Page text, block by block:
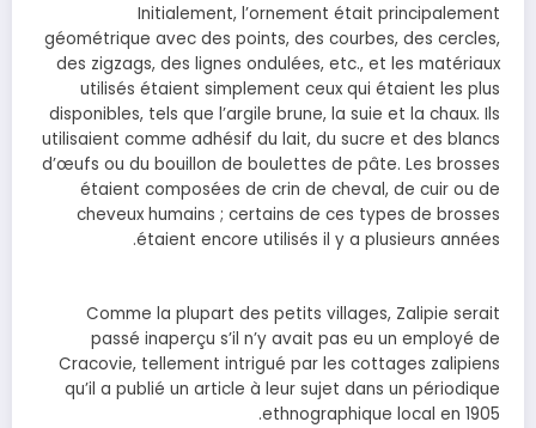
Initialement, l’ornement était principalement
géométrique avec des points, des courbes, des cercles,
des zigzags, des lignes ondulées, etc., et les matériaux
utilisés étaient simplement ceux qui étaient les plus
disponibles, tels que l’argile brune, la suie et la chaux. Ils
utilisaient comme adhésif du lait, du sucre et des blancs
d’œufs ou du bouillon de boulettes de pâte. Les brosses
étaient composées de crin de cheval, de cuir ou de
cheveux humains ; certains de ces types de brosses
étaient encore utilisés il y a plusieurs années.
Comme la plupart des petits villages, Zalipie serait
passé inaperçu s’il n’y avait pas eu un employé de
Cracovie, tellement intrigué par les cottages zalipiens
qu’il a publié un article à leur sujet dans un périodique
ethnographique local en 1905.